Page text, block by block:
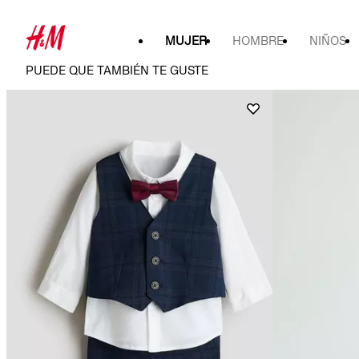
MUJER HOMBRE NIÑOS
PUEDE QUE TAMBIÉN TE GUSTE